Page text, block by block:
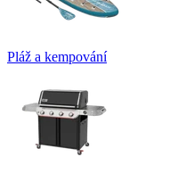
Pláž a kempování